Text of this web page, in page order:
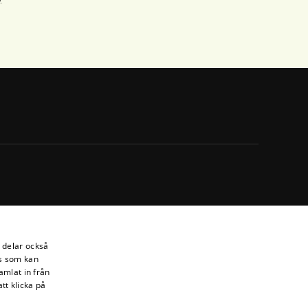
också
som kan
in från
klicka på